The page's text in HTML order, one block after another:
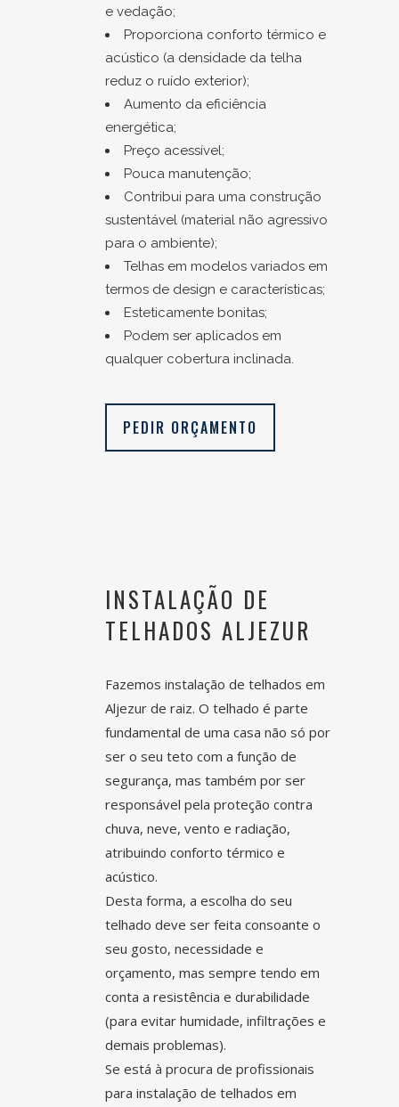
e vedação;
Proporciona conforto térmico e
acústico (a densidade da telha
reduz o ruído exterior);
Aumento da eficiência
energética;
Preço acessível;
Pouca manutenção;
Contribui para uma construção
sustentável (material não agressivo
para o ambiente);
Telhas em modelos variados em
termos de design e características;
Esteticamente bonitas;
Podem ser aplicados em
qualquer cobertura inclinada.
PEDIR ORÇAMENTO
INSTALAÇÃO DE
TELHADOS ALJEZUR
Fazemos instalação de telhados em
Aljezur de raiz. O telhado é parte
fundamental de uma casa não só por
ser o seu teto com a função de
segurança, mas também por ser
responsável pela proteção contra
chuva, neve, vento e radiação,
atribuindo conforto térmico e
acústico.
Desta forma, a escolha do seu
telhado deve ser feita consoante o
seu gosto, necessidade e
orçamento, mas sempre tendo em
conta a resistência e durabilidade
(para evitar humidade, infiltrações e
demais problemas).
Se está à procura de profissionais
para instalação de telhados em